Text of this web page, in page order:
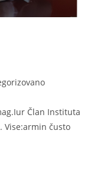
Član Instituta
Vise:armin čusto